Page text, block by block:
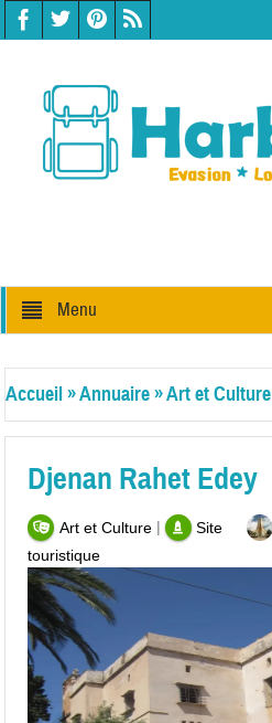
Menu
Accueil»Annuaire»Art et Culture
Djenan Rahet Edey
Art et Culture|
Site
touristique